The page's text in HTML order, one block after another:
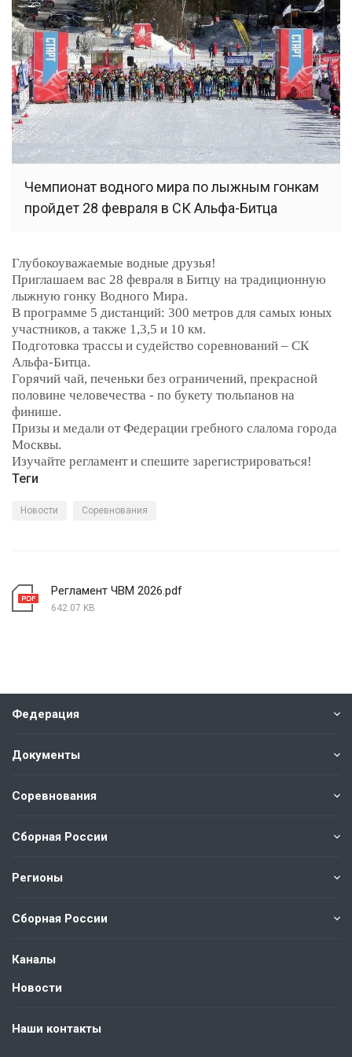
Чемпионат водного мира по лыжным гонкам
пройдет 28 февраля в СК Альфа-Битца
Глубокоуважаемые водные друзья!
Приглашаем вас 28 февраля в Битцу на традиционную
лыжную гонку Водного Мира.
В программе 5 дистанций: 300 метров для самых юных
участников, а также 1,3,5 и 10 км.
Подготовка трассы и судейство соревнований – СК
Альфа-Битца.
Горячий чай, печеньки без ограничений, прекрасной
половине человечества - по букету тюльпанов на
финише.
Призы и медали от Федерации гребного слалома города
Москвы.
Изучайте регламент и спешите зарегистрироваться!
Теги
Новости Соревнования
Регламент ЧВМ 2026.pdf
642.07 KB
Федерация
Документы
Соревнования
Сборная России
Регионы
Сборная России
Каналы
Новости
Наши контакты